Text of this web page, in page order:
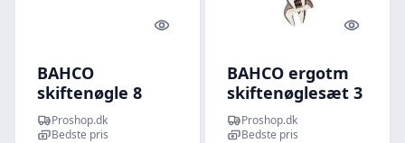
Quick look
BAHCO
skiftenøgle 8
9071 isol
Proshop.dk
Bedste pris
Quick
BAHCO ergotm
skiftenøglesæt 3
dele
Proshop.dk
Bedste pris